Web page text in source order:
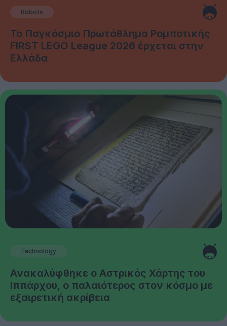
Robots
Το Παγκόσμιο Πρωτάθλημα Ρομποτικής
FIRST LEGO League 2026 έρχεται στην
Ελλάδα
Technology
Ανακαλύφθηκε ο Αστρικός Χάρτης του
Ιππάρχου, ο παλαιότερος στον κόσμο με
εξαιρετική ακρίβεια